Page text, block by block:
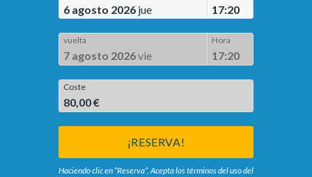
6 agosto 2026 jue 17:20
vuelta
7 agosto 2026vie
Hora
17:20
Coste
80,00 €
¡RESERVA!
Haciendo clic en “Reserva”, Acepta los términos del uso del